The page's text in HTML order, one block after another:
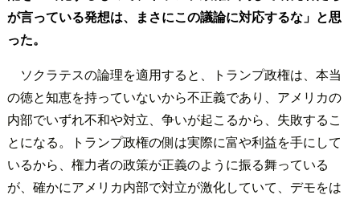
が言っている発想は、まさにこの議論に対応するな」と思
った。
ソクラテスの論理を適用すると、トランプ政権は、本当
の徳と知恵を持っていないから不正義であり、アメリカの
内部でいずれ不和や対立、争いが起こるから、失敗するこ
とになる。トランプ政権の側は実際に富や利益を手にして
いるから、権力者の政策が正義のように振る舞っている
が、確かにアメリカ内部で対立が激化していて、デモをは